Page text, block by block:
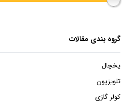
گروه بندی مقالات
یخچال
تلویزیون
کولر گازی